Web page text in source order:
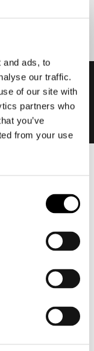
and ads, to
our traffic.
of our site with
partners who
you’ve
from your use